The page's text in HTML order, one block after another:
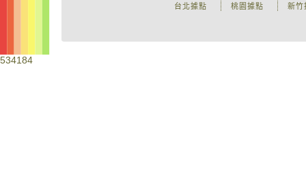
新竹
桃園據點
台北據點
534184